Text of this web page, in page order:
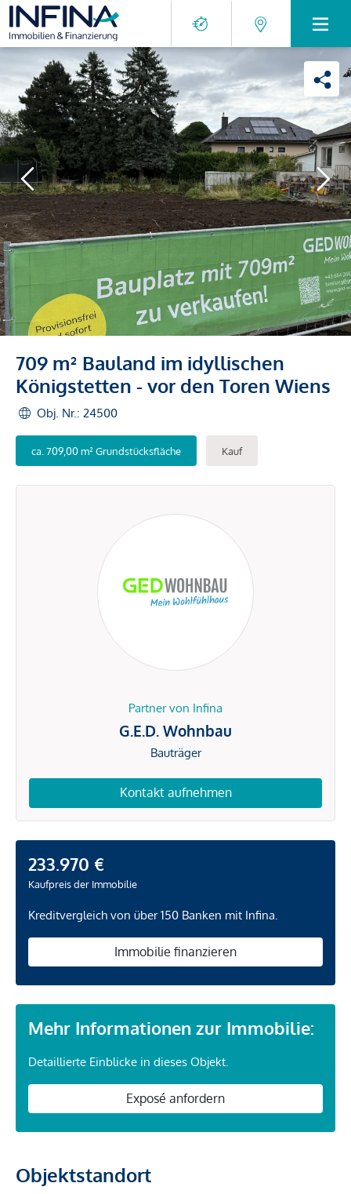
709 m² Bauland im idyllischen
Königstetten - vor den Toren Wiens
Obj. Nr.: 24500
ca. 709,00 m² Grundstücksfläche Kauf
Partner von Infina
G.E.D. Wohnbau
Bauträger
Kontakt aufnehmen
233.970 €
Kaufpreis der Immobilie
Kreditvergleich von über 150 Banken mit Infina.
Immobilie finanzieren
Mehr Informationen zur Immobilie:
Detaillierte Einblicke in dieses Objekt.
Exposé anfordern
Objektstandort